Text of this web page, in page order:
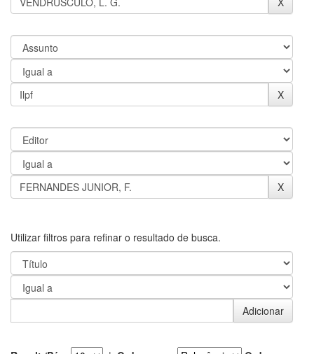
Utilizar filtros para refinar o resultado de busca.